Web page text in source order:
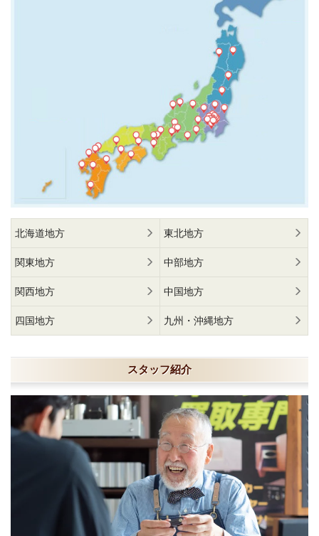
北海道地方 東北地方
関東地方 中部地方
関西地方 中国地方
四国地方 九州・沖縄地方
スタッフ紹介